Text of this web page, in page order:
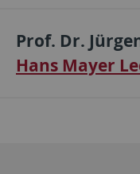
Prof. Dr.
Hans Mayer